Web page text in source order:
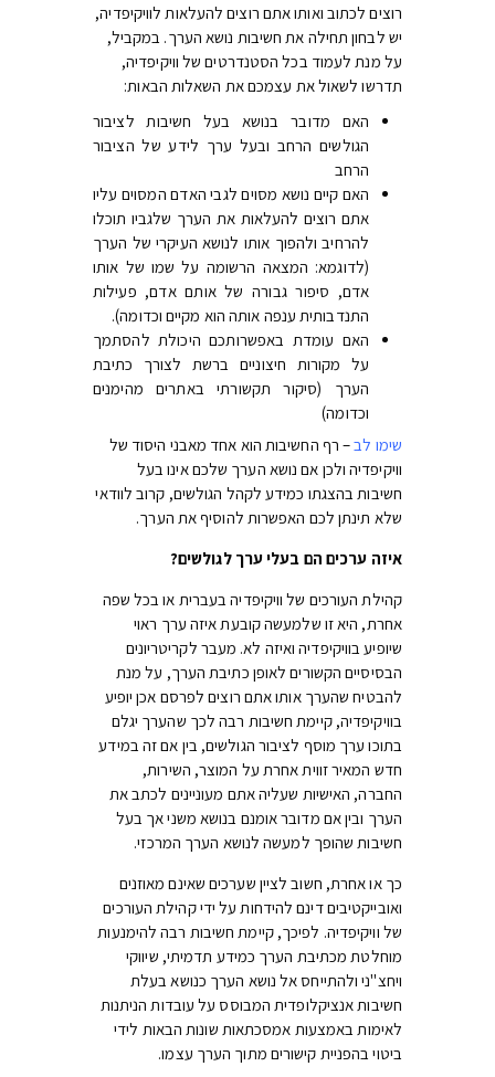
רוצים לכתוב ואותו אתם רוצים להעלאות לוויקיפדיה,
יש לבחון תחילה את חשיבות נושא הערך. במקביל,
על מנת לעמוד בכל הסטנדרטים של וויקיפדיה,
תדרשו לשאול את עצמכם את השאלות הבאות:
האם מדובר בנושא בעל חשיבות לציבור
הגולשים הרחב ובעל ערך לידע של הציבור
הרחב
האם קיים נושא מסוים לגבי האדם המסוים עליו
אתם רוצים להעלאות את הערך שלגביו תוכלו
להרחיב ולהפוך אותו לנושא העיקרי של הערך
(לדוגמא: המצאה הרשומה על שמו של אותו
אדם, סיפור גבורה של אותם אדם, פעילות
התנדבותית ענפה אותה הוא מקיים וכדומה).
האם עומדת באפשרותכם היכולת להסתמך
על מקורות חיצוניים ברשת לצורך כתיבת
הערך (סיקור תקשורתי באתרים מהימנים
וכדומה)
שימו לב– רף החשיבות הוא אחד מאבני היסוד של
וויקיפדיה ולכן אם נושא הערך שלכם אינו בעל
חשיבות בהצגתו כמידע לקהל הגולשים, קרוב לוודאי
שלא תינתן לכם האפשרות להוסיף את הערך.
איזה ערכים הם בעלי ערך לגולשים?
קהילת העורכים של וויקיפדיה בעברית או בכל שפה
אחרת, היא זו שלמעשה קובעת איזה ערך ראוי
שיופיע בוויקיפדיה ואיזה לא. מעבר לקריטריונים
הבסיסיים הקשורים לאופן כתיבת הערך, על מנת
להבטיח שהערך אותו אתם רוצים לפרסם אכן יופיע
בוויקיפדיה, קיימת חשיבות רבה לכך שהערך יגלם
בתוכו ערך מוסף לציבור הגולשים, בין אם זה במידע
חדש המאיר זווית אחרת על המוצר, השירות,
החברה, האישיות שעליה אתם מעוניינים לכתב את
הערך ובין אם מדובר אומנם בנושא משני אך בעל
חשיבות שהופך למעשה לנושא הערך המרכזי.
כך או אחרת, חשוב לציין שערכים שאינם מאוזנים
ואובייקטיבים דינם להידחות על ידי קהילת העורכים
של וויקיפדיה. לפיכך, קיימת חשיבות רבה להימנעות
מוחלטת מכתיבת הערך כמידע תדמיתי, שיווקי
ויחצ"ני ולהתייחס אל נושא הערך כנושא בעלת
חשיבות אנציקלופדית המבוסס על עובדות הניתנות
לאימות באמצעות אמסכתאות שונות הבאות לידי
ביטוי בהפניית קישורים מתוך הערך עצמו.